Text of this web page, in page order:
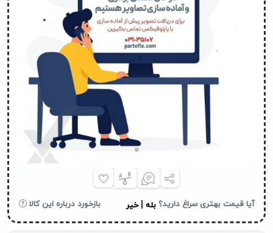
آیا قیمت بهتری سراغ دارید؟ بله خیر بازخورد درباره این کالا